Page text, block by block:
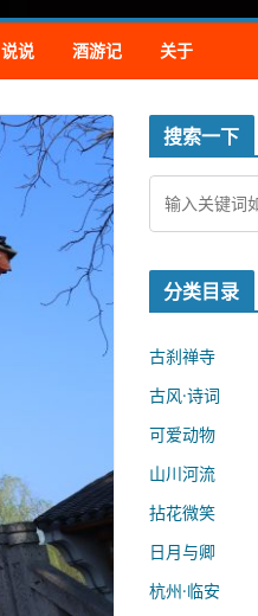
说说 酒游记 关于
搜索一下
分类目录
古刹禅寺
古风·诗词
可爱动物
山川河流
拈花微笑
日月与卿
杭州·临安